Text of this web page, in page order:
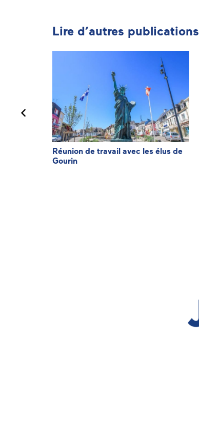
Lire d’autres publications
Réunion de travail avec les élus de
Gourin